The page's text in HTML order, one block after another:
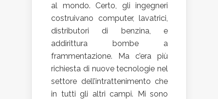
al mondo. Certo, gli ingegneri
costruivano computer, lavatrici,
distributori di benzina, e
addirittura bombe a
frammentazione. Ma c’era più
richiesta di nuove tecnologie nel
settore dell’intrattenimento che
in tutti gli altri campi. Mi sono